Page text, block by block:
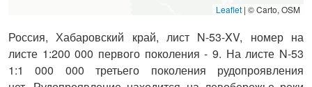
Leaflet | © Carto, OSM
Россия, Хабаровский край, лист N-53-XV, номер на
листе 1:200 000 первого поколения - 9. На листе N-53
1:1 000 000 третьего поколения рудопроявления